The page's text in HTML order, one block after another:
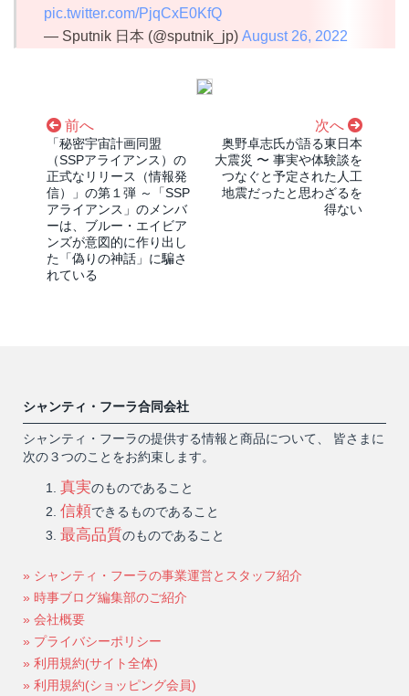
pic.twitter.com/PjqCxE0KfQ
— Sputnik 日本 (@sputnik_jp) August 26, 2022
前へ
「秘密宇宙計画同盟
（SSPアライアンス）の
正式なリリース（情報発
信）」の第１弾 ～「SSP
アライアンス」のメンバ
ーは、ブルー・エイビア
ンズが意図的に作り出し
た「偽りの神話」に騙さ
れている
次へ
奥野卓志氏が語る東日本
大震災 〜 事実や体験談を
つなぐと予定された人工
地震だったと思わざるを
得ない
シャンティ・フーラ合同会社
シャンティ・フーラの提供する情報と商品について、 皆さまに
次の３つのことをお約束します。
真実のものであること
信頼できるものであること
最高品質のものであること
» シャンティ・フーラの事業運営とスタッフ紹介
» 時事ブログ編集部のご紹介
» 会社概要
» プライバシーポリシー
» 利用規約(サイト全体)
» 利用規約(ショッピング会員)